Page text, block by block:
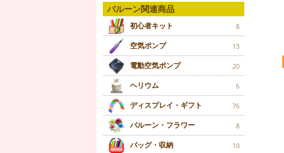
バルーン関連商品
初心者キット 8
空気ポンプ 13
電動空気ポンプ 20
ヘリウム 6
ディスプレイ・ギフト 76
バルーン・フラワー 8
バッグ・収納 10